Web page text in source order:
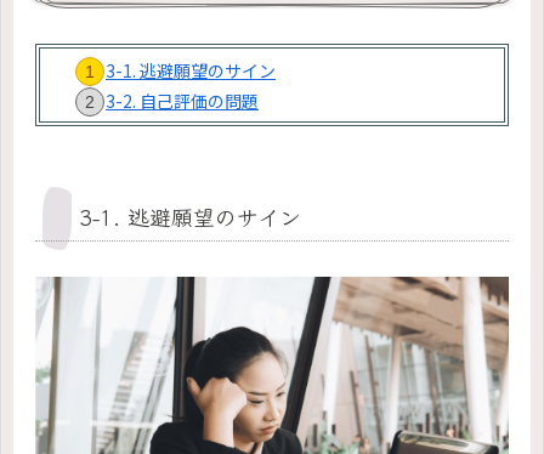
3-1. 逃避願望のサイン
3-2. 自己評価の問題
3-1. 逃避願望のサイン